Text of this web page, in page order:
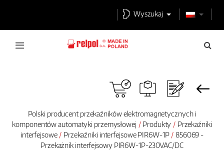
Wyszukaj
Polski producent przekaźników elektromagnetycznych i
komponentów automatyki przemysłowej
Produkty
Przekaźniki
interfejsowe
Przekaźniki interfejsowe PIR6W-1P
856069 -
Przekażnik interfejsowy PIR6W-1P-230VAC/DC